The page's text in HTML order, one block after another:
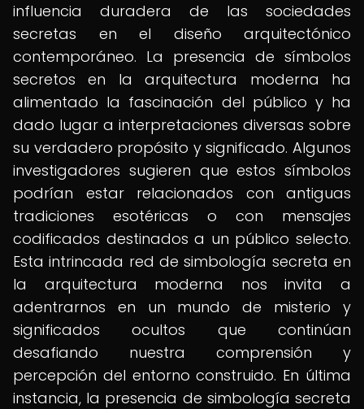
influencia duradera de las sociedades
secretas en el diseño arquitectónico
contemporáneo. La presencia de símbolos
secretos en la arquitectura moderna ha
alimentado la fascinación del público y ha
dado lugar a interpretaciones diversas sobre
su verdadero propósito y significado. Algunos
investigadores sugieren que estos símbolos
podrían estar relacionados con antiguas
tradiciones esotéricas o con mensajes
codificados destinados a un público selecto.
Esta intrincada red de simbología secreta en
la arquitectura moderna nos invita a
adentrarnos en un mundo de misterio y
significados ocultos que continúan
desafiando nuestra comprensión y
percepción del entorno construido. En última
instancia, la presencia de simbología secreta